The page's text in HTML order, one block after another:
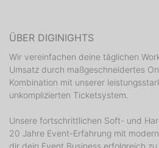
ÜBER DIGINIGHTS
Wir vereinfachen deine täglichen
Umsatz durch maßgeschneidertes
Kombination mit unserer
unkomplizierten Ticketsystem.
Unsere fortschrittlichen Soft- und
20 Jahre Event-Erfahrung mit
dir dein Event Business erfolgreich zu